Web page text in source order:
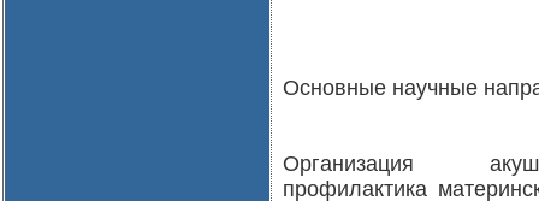
Основные научные
Организация
профилактика